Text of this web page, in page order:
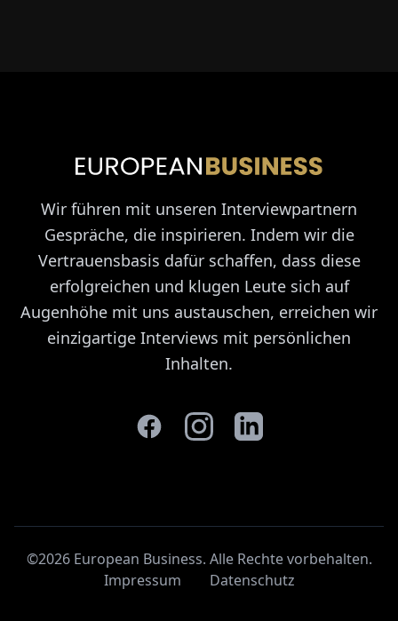
Wir führen mit unseren Interviewpartnern
Gespräche, die inspirieren. Indem wir die
Vertrauensbasis dafür schaffen, dass diese
erfolgreichen und klugen Leute sich auf
Augenhöhe mit uns austauschen, erreichen wir
einzigartige Interviews mit persönlichen
Inhalten.
©2026 European Business. Alle Rechte vorbehalten.
Impressum
Datenschutz